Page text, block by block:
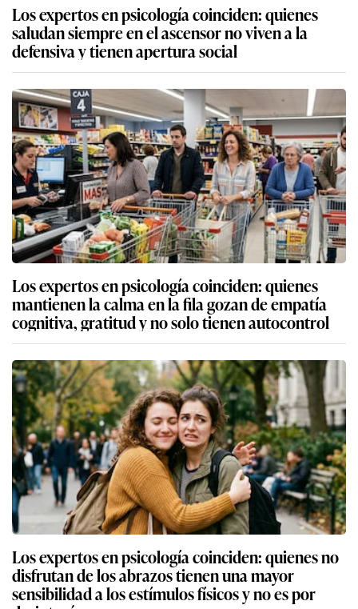
Los expertos en psicología coinciden: quienes
saludan siempre en el ascensor no viven a la
defensiva y tienen apertura social
Los expertos en psicología coinciden: quienes
mantienen la calma en la fila gozan de empatía
cognitiva, gratitud y no solo tienen autocontrol
Los expertos en psicología coinciden: quienes no
disfrutan de los abrazos tienen una mayor
sensibilidad a los estímulos físicos y no es por